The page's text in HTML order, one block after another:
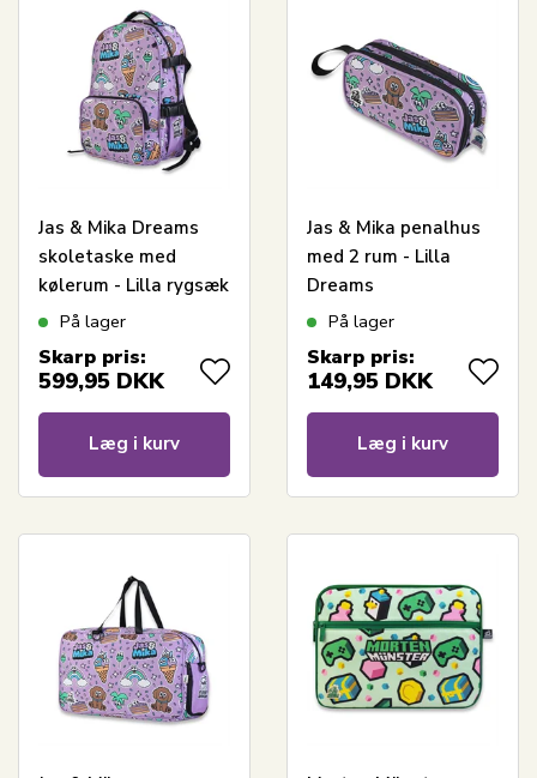
Jas & Mika Dreams
skoletaske med
kølerum - Lilla rygsæk
med 5 rum
På lager
Skarp pris:
599,95 DKK
Læg i kurv
Jas & Mika penalhus
med 2 rum - Lilla
Dreams
På lager
Skarp pris:
149,95 DKK
Læg i kurv